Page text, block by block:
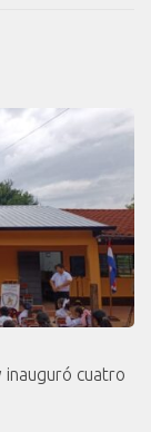
inauguró cuatro